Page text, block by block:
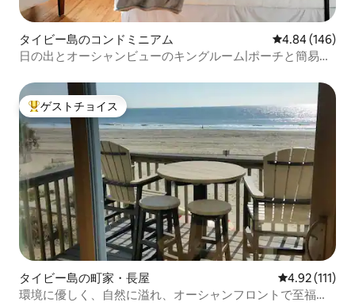
タイビー島のコンドミニアム レビュー146
4.84 (146)
日の出とオーシャンビューのキングルーム|ポーチと簡易キ
大好評のゲストチョイスです。
ゲストチョイス
タイビー島の町家・長屋 レビュー111
4.92 (111)
環境に優しく、自然に溢れ、オーシャンフロントで至福の